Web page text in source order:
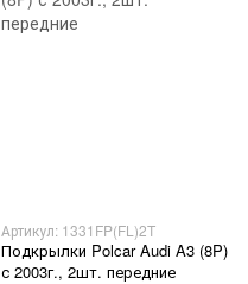
Артикул: 1331FP(FL)2T
Подкрылки Polcar Audi A3 (8P)
с 2003г., 2шт. передние